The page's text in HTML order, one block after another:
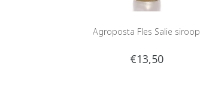
Agroposta Fles Salie siroop
€13,50